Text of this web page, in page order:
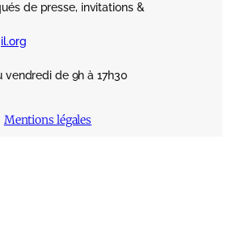
de presse, invitations &
vendredi de 9h à 17h30
Mentions légales